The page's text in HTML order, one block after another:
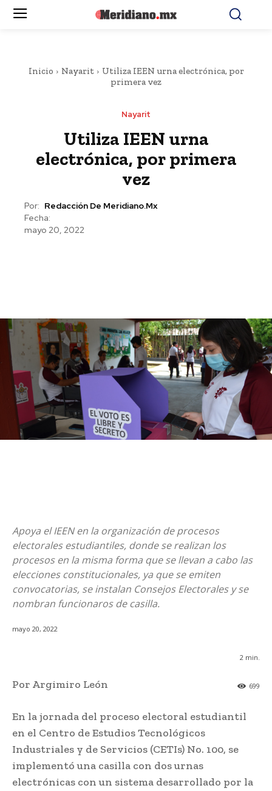
Inicio Nayarit
Utiliza IEEN urna electrónica, por
primera vez
Nayarit
Utiliza IEEN urna
electrónica, por primera
vez
Por: Redacción De Meridiano.mx
Fecha:
mayo 20, 2022
Apoya el IEEN en la organización de procesos
electorales estudiantiles, donde se realizan los
procesos en la misma forma que se llevan a cabo las
elecciones constitucionales, ya que se emiten
convocatorias, se instalan Consejos Electorales y se
nombran funcionaros de casilla.
mayo 20, 2022
2 min.
699
Por Argimiro León
En la jornada del proceso electoral estudiantil
en el Centro de Estudios Tecnológicos
Industriales y de Servicios (CETIs) No. 100, se
implementó una casilla con dos urnas
electrónicas con un sistema desarrollado por la